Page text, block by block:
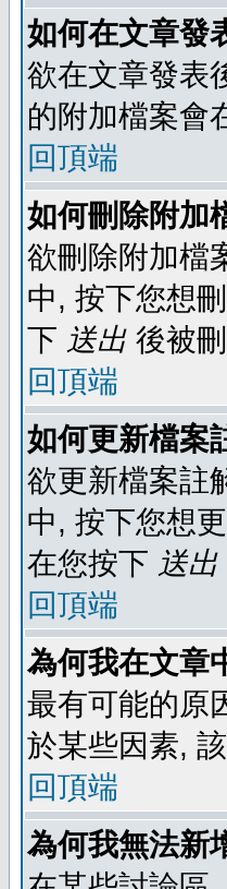
如何在文章發
欲在文章發表
的附加檔案會
回頂端
如何刪除附加
欲刪除附加檔
中, 按下您想
下 送出 後被
回頂端
如何更新檔案
欲更新檔案註
中, 按下您想
在您按下 送出
回頂端
為何我在文章
最有可能的原
於某些因素,
回頂端
為何我無法新